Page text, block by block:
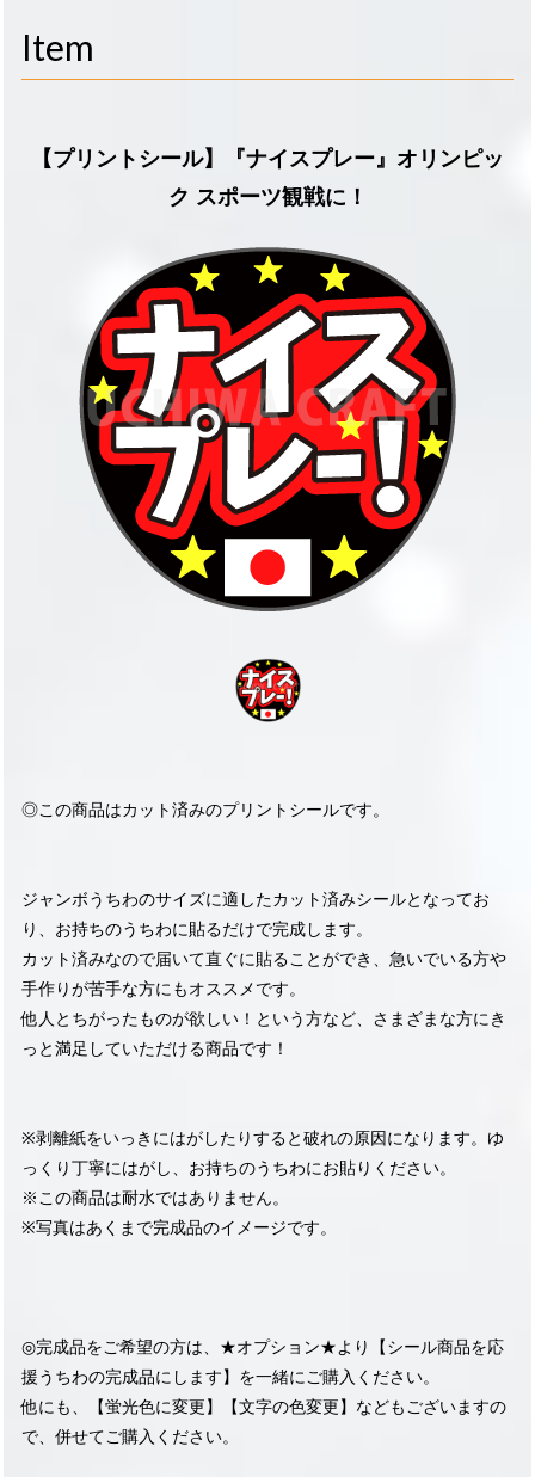
Item
【プリントシール】『ナイスプレー』オリンピッ
ク スポーツ観戦に！
◎この商品はカット済みのプリントシールです。
ジャンボうちわのサイズに適したカット済みシールとなってお
り、お持ちのうちわに貼るだけで完成します。
カット済みなので届いて直ぐに貼ることができ、急いでいる方や
手作りが苦手な方にもオススメです。
他人とちがったものが欲しい！という方など、さまざまな方にき
っと満足していただける商品です！
※剥離紙をいっきにはがしたりすると破れの原因になります。ゆ
っくり丁寧にはがし、お持ちのうちわにお貼りください。
※この商品は耐水ではありません。
※写真はあくまで完成品のイメージです。
◎完成品をご希望の方は、★オプション★より【シール商品を応
援うちわの完成品にします】を一緒にご購入ください。
他にも、【蛍光色に変更】【文字の色変更】などもございますの
で、併せてご購入ください。